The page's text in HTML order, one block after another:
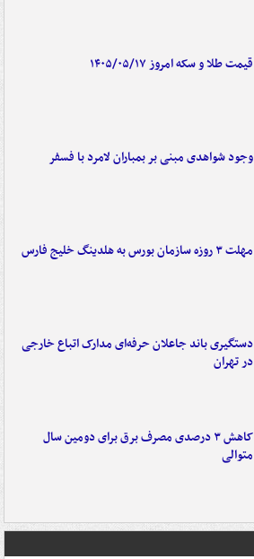
قیمت طلا و سکه امروز ۱۴۰۵/۰۵/۱۷
وجود شواهدی مبنی بر بمباران لامرد با فسفر
مهلت ۳ روزه سازمان بورس به هلدینگ خلیج فارس
دستگیری باند جاعلان حرفه‌ای مدارک اتباع خارجی
در تهران
کاهش ۳ درصدی مصرف برق برای دومین سال
متوالی